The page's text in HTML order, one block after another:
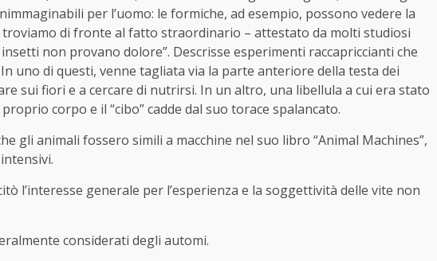
per l’uomo: le formiche, ad esempio, possono vedere la
troviamo di fronte al fatto straordinario – attestato da molti studiosi
non provano dolore”. Descrisse esperimenti raccapriccianti che
uno di questi, venne tagliata via la parte anteriore della testa dei
sui fiori e a cercare di nutrirsi. In un altro, una libellula a cui era stato
corpo e il “cibo” cadde dal suo torace spalancato.
gli animali fossero simili a macchine nel suo libro “Animal Machines”,
l’interesse generale per l’esperienza e la soggettività delle vite non
considerati degli automi.